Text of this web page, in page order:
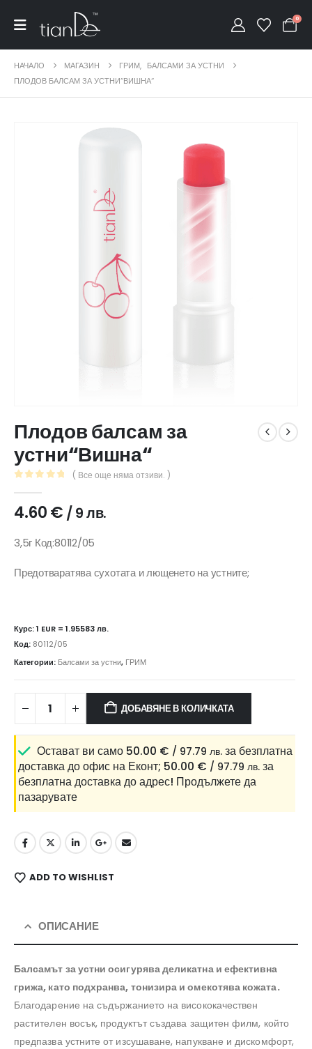
0
НАЧАЛО МАГАЗИН ГРИМ, БАЛСАМИ ЗА УСТНИ
ПЛОДОВ БАЛСАМ ЗА УСТНИ“ВИШНА“
Плодов балсам за
устни“Вишна“
( Все още няма отзиви. )
4.60€ / 9 лв.
3,5г Код:80112/05
Предотваратява сухотата и лющенето на устните;
Курс: 1 EUR = 1.95583 лв.
Код: 80112/05
Категории: Балсами за устни, ГРИМ
ДОБАВЯНЕ В КОЛИЧКАТА
Остават ви само 50.00 € / 97.79 лв. за безплатна
доставка до офис на Еконт; 50.00 € / 97.79 лв. за
безплатна доставка до адрес! Продължете да
пазарувате
ADD TO WISHLIST
ОПИСАНИЕ
Балсамът за устни осигурява деликатна и ефективна
грижа, като подхранва, тонизира и омекотява кожата.
Благодарение на съдържанието на висококачествен
растителен восък, продуктът създава защитен филм, който
предпазва устните от изсушаване, напукване и дискомфорт,